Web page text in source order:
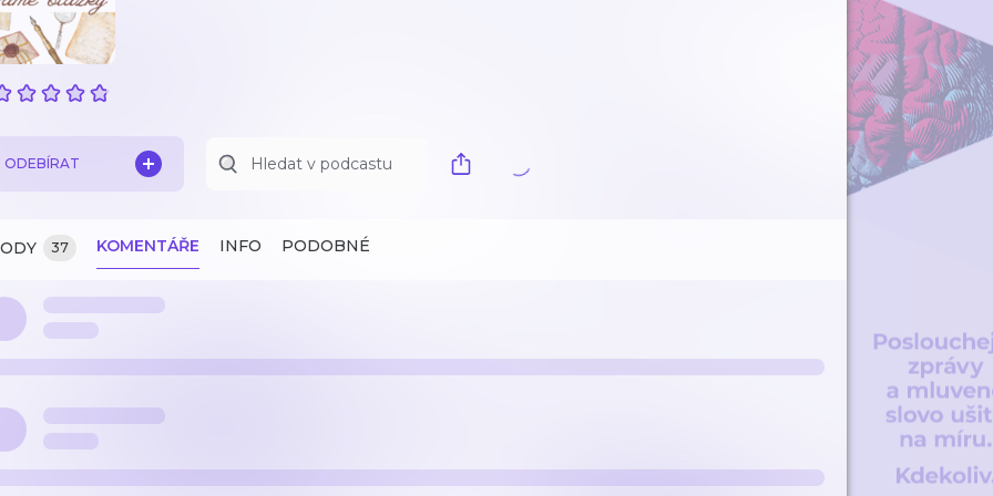
ODEBÍRAT
37 KOMENTÁŘE INFO PODOBNÉ